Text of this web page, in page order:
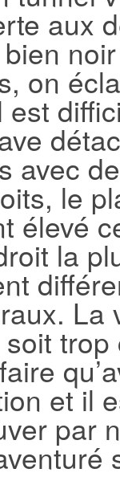
aux
on
est
avec
le
élevé
la
La
et il
par